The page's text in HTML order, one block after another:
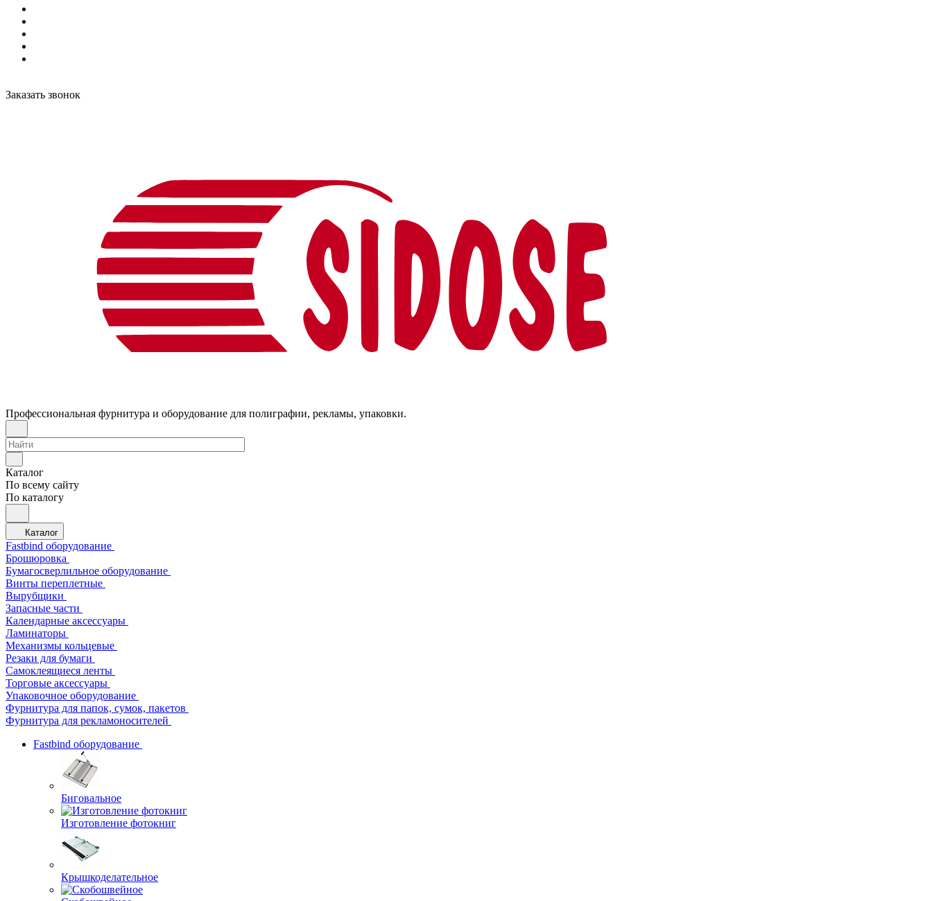
Заказать звонок
Профессиональная фурнитура и оборудование для полиграфии, рекламы, упаковки.
Каталог
По всему сайту
По каталогу
Каталог
Fastbind оборудование
Брошюровка
Бумагосверлильное оборудование
Винты переплетные
Вырубщики
Запасные части
Календарные аксессуары
Ламинаторы
Механизмы кольцевые
Резаки для бумаги
Самоклеящиеся ленты
Торговые аксессуары
Упаковочное оборудование
Фурнитура для папок, сумок, пакетов
Фурнитура для рекламоносителей
Fastbind оборудование
Биговальное
Изготовление фотокниг
Крышкоделательное